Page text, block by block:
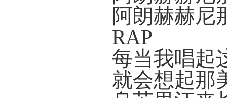
阿朗赫赫尼
RAP
每当我唱起
就会想起那